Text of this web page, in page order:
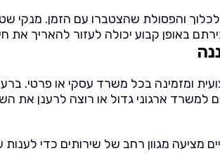
והפסולת שהצטברו עם הזמן. מנקי
באופן קבוע יכולה לעזור להאריך
ומזמינה בכל משרד עסקי או פרטי.
למשרד ארגוני גדול או רוצה לרענן
מציעה מגוון רחב של שירותים כדי